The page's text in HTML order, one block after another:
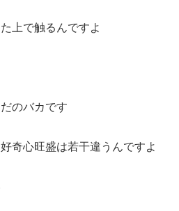
上で触るんですよ
のバカです
奇心旺盛は若干違うんですよ